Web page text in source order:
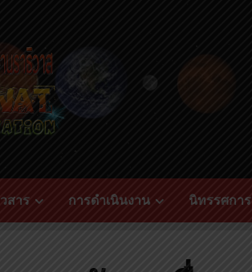
สาร การดำเนินงาน นิทรรศการ